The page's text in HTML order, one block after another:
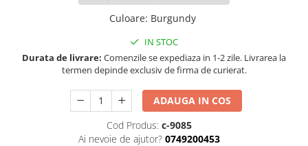
Culoare: Burgundy
IN STOC
Durata de livrare: Comenzile se expediaza in 1-2 zile. Livrarea la
termen depinde exclusiv de firma de curierat.
ADAUGA IN COS
Cod Produs: c-9085
Ai nevoie de ajutor? 0749200453